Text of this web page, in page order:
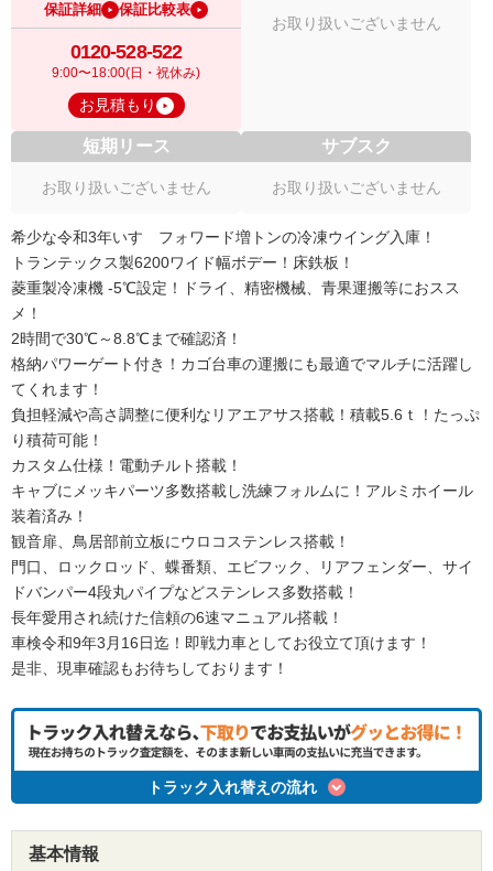
保証詳細 保証比較表
0120-528-522
9:00〜18:00(日・祝休み)
お見積もり
お取り扱いございません
短期リース
お取り扱いございません
サブスク
お取り扱いございません
希少な令和3年いすゞフォワード増トンの冷凍ウイング入庫！
トランテックス製6200ワイド幅ボデー！床鉄板！
菱重製冷凍機 -5℃設定！ドライ、精密機械、青果運搬等におスス
メ！
2時間で30℃～8.8℃まで確認済！
格納パワーゲート付き！カゴ台車の運搬にも最適でマルチに活躍し
てくれます！
負担軽減や高さ調整に便利なリアエアサス搭載！積載5.6ｔ！たっぷ
り積荷可能！
カスタム仕様！電動チルト搭載！
キャブにメッキパーツ多数搭載し洗練フォルムに！アルミホイール
装着済み！
観音扉、鳥居部前立板にウロコステンレス搭載！
門口、ロックロッド、蝶番類、エビフック、リアフェンダー、サイ
ドバンパー4段丸パイプなどステンレス多数搭載！
長年愛用され続けた信頼の6速マニュアル搭載！
車検令和9年3月16日迄！即戦力車としてお役立て頂けます！
是非、現車確認もお待ちしております！
トラック入れ替えの流れ
基本情報